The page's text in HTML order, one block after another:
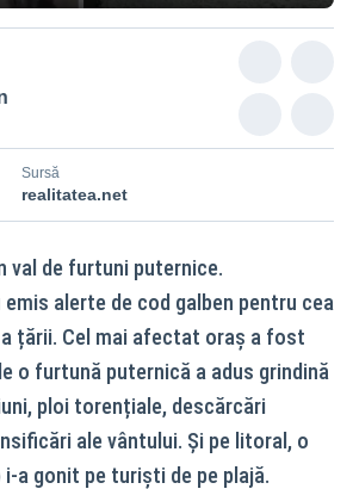
Sursă
realitatea.net
val de furtuni puternice.
alerte de cod galben pentru cea
țării. Cel mai afectat oraș a fost
o furtună puternică a adus grindină
ploi torențiale, descărcări
ale vântului. Și pe litoral, o
a gonit pe turiști de pe plajă.